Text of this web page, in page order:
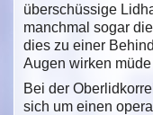
überschüssige
manchmal sogar
dies zu einer
Augen wirken
Bei der
sich um einen